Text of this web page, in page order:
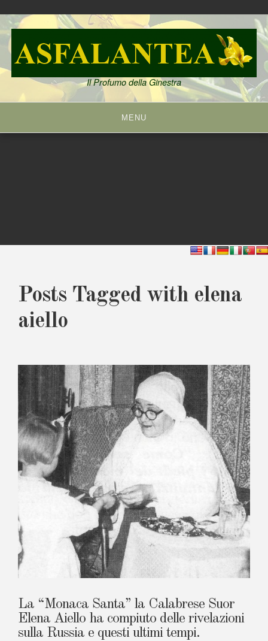
Skip
to
content
Il Profumo della Ginestra
MENU
Posts Tagged with elena
aiello
La “Monaca Santa” la Calabrese Suor
Elena Aiello ha compiuto delle rivelazioni
sulla Russia e questi ultimi tempi.